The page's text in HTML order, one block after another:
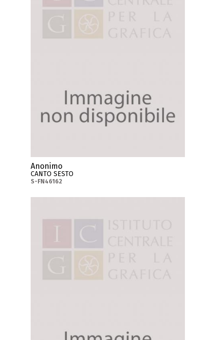
Anonimo
CANTO SESTO
S-FN46162